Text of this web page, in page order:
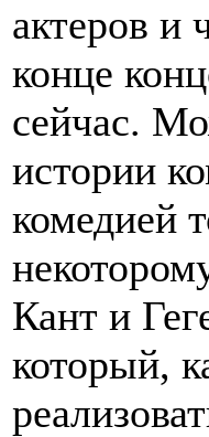
актеров и
конце
сейчас.
истории
комедией
Кант и
который,